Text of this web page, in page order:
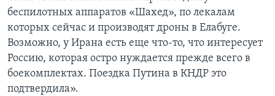
беспилотных аппаратов «Шахед», по лекалам
которых сейчас и производят дроны в Елабуге.
Возможно, у Ирана есть еще что-то, что интересует
Россию, которая остро нуждается прежде всего в
боекомплектах. Поездка Путина в КНДР это
подтвердила».